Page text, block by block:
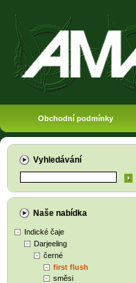
Obchodní podmínky
Vyhledávání
Naše nabídka
Indické čaje
Darjeeling
černé
first flush
směsi